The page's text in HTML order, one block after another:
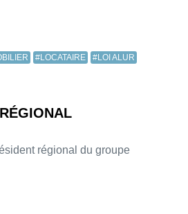
#LOCATAIRE #LOI ALUR
régional du groupe